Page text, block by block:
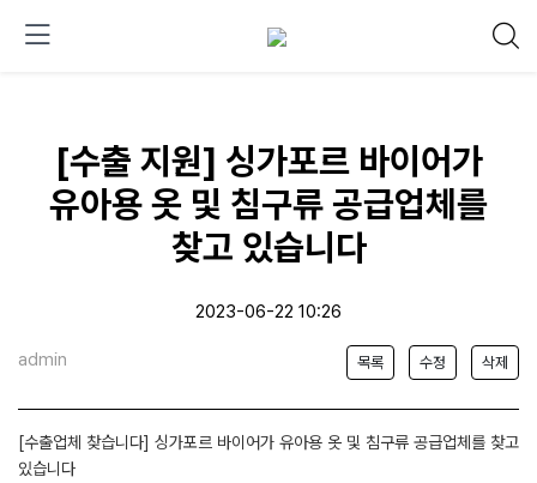
[수출 지원] 싱가포르 바이어가
유아용 옷 및 침구류 공급업체를
찾고 있습니다
2023-06-22 10:26
admin 목록 수정 삭제
[수출업체 찾습니다] 싱가포르 바이어가 유아용 옷 및 침구류 공급업체를 찾고
있습니다